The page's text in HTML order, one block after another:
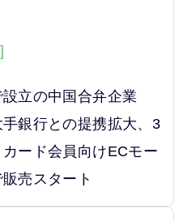
立の中国合弁企業
手銀行との提携拡大、3
ード会員向けECモー
売スタート